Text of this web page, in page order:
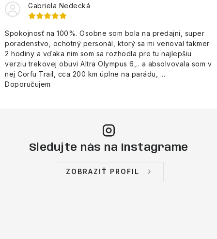
Gabriela Nedecká
Spokojnosť na 100%. Osobne som bola na predajni, super
poradenstvo, ochotný personál, ktorý sa mi venoval takmer
2 hodiny a vďaka nim som sa rozhodla pre tu najlepšiu
verziu trekovej obuvi Altra Olympus 6,.. a absolvovala som v
nej Corfu Trail, cca 200 km úplne na parádu, ...
Doporučujem
Sledujte nás na Instagrame
ZOBRAZIŤ PROFIL